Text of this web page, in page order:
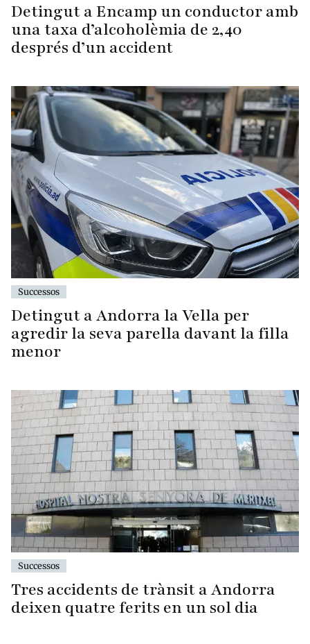
Detingut a Encamp un conductor amb
una taxa d’alcoholèmia de 2,40
després d’un accident
Successos
Detingut a Andorra la Vella per
agredir la seva parella davant la filla
menor
Successos
Tres accidents de trànsit a Andorra
deixen quatre ferits en un sol dia